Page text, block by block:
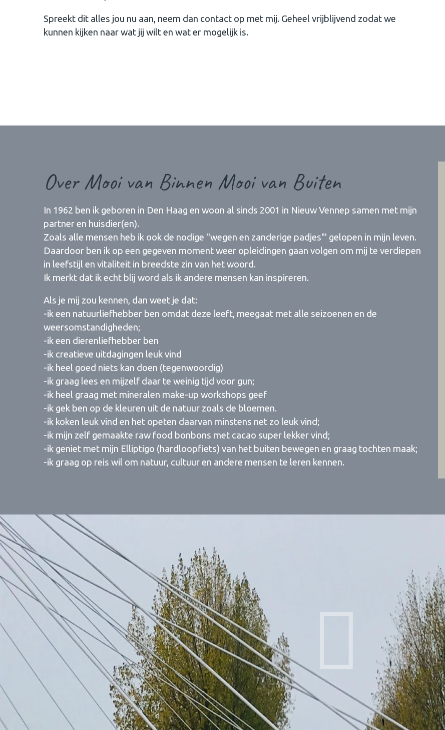
Spreekt dit alles jou nu aan, neem dan contact op met mij. Geheel vrijblijvend zodat we
kunnen kijken naar wat jij wilt en wat er mogelijk is.
Over Mooi van Binnen Mooi van Buiten
In 1962 ben ik geboren in Den Haag en woon al sinds 2001 in Nieuw Vennep samen met mijn
partner en huisdier(en).
Zoals alle mensen heb ik ook de nodige ''wegen en zanderige padjes"' gelopen in mijn leven.
Daardoor ben ik op een gegeven moment weer opleidingen gaan volgen om mij te verdiepen
in leefstijl en vitaliteit in breedste zin van het woord.
Ik merkt dat ik echt blij word als ik andere mensen kan inspireren.
Als je mij zou kennen, dan weet je dat:
-ik een natuurliefhebber ben omdat deze leeft, meegaat met alle seizoenen en de
weersomstandigheden;
-ik een dierenliefhebber ben
-ik creatieve uitdagingen leuk vind
-ik heel goed niets kan doen (tegenwoordig)
-ik graag lees en mijzelf daar te weinig tijd voor gun;
-ik heel graag met mineralen make-up workshops geef
-ik gek ben op de kleuren uit de natuur zoals de bloemen.
-ik koken leuk vind en het opeten daarvan minstens net zo leuk vind;
-ik mijn zelf gemaakte raw food bonbons met cacao super lekker vind;
-ik geniet met mijn Elliptigo (hardloopfiets) van het buiten bewegen en graag tochten maak;
-ik graag op reis wil om natuur, cultuur en andere mensen te leren kennen.